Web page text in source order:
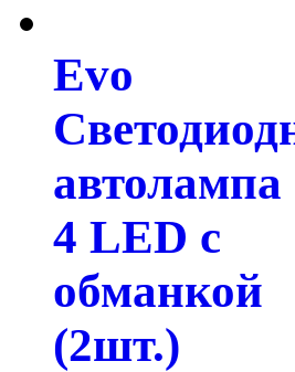
Evo
автолампа
4 LED с
обманкой
(2шт.)